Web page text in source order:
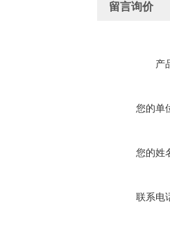
留言询价
产
您的单
您的姓
联系电